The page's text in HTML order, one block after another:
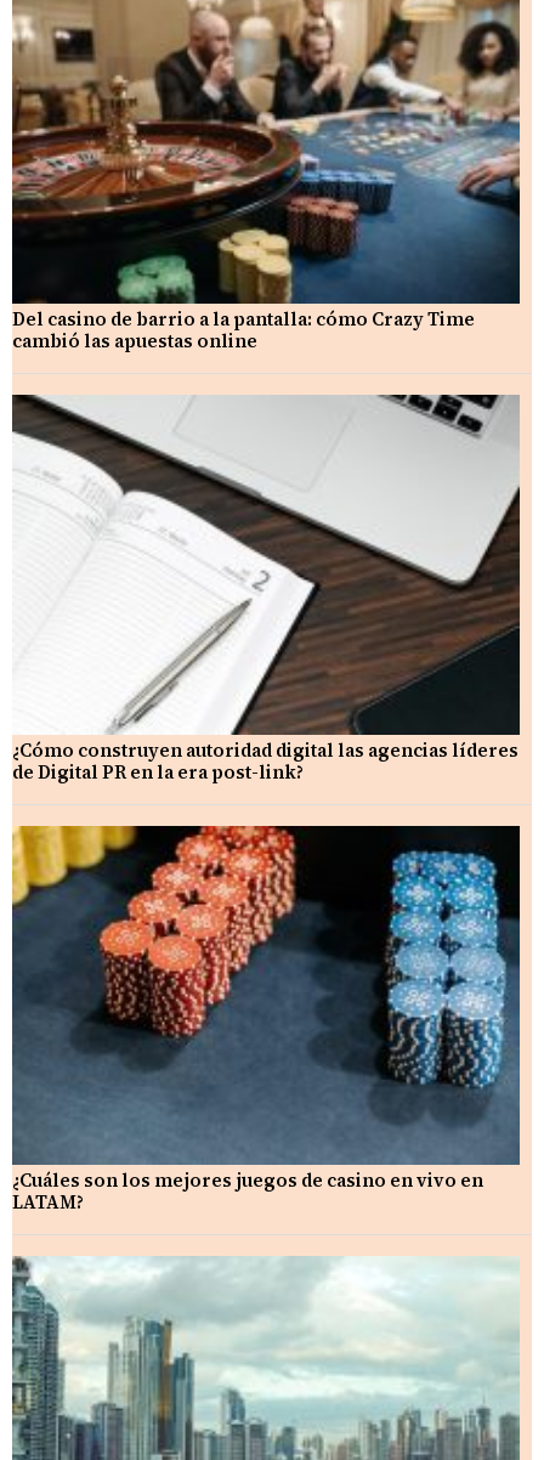
Del casino de barrio a la pantalla: cómo Crazy Time
cambió las apuestas online
¿Cómo construyen autoridad digital las agencias líderes
de Digital PR en la era post-link?
¿Cuáles son los mejores juegos de casino en vivo en
LATAM?